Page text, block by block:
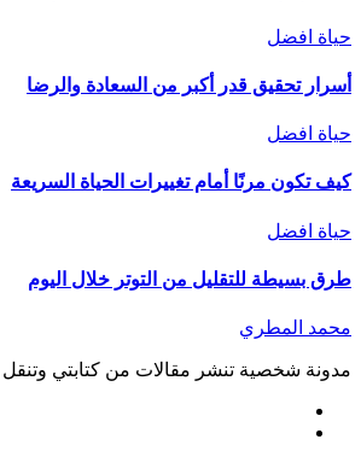
حياة افضل
أسرار تحقيق قدر أكبر من السعادة والرضا
حياة افضل
كيف تكون مرنًا أمام تغييرات الحياة السريعة
حياة افضل
طرق بسيطة للتقليل من التوتر خلال اليوم
محمد المطري
مدونة شخصية تنشر مقالات من كتابتي